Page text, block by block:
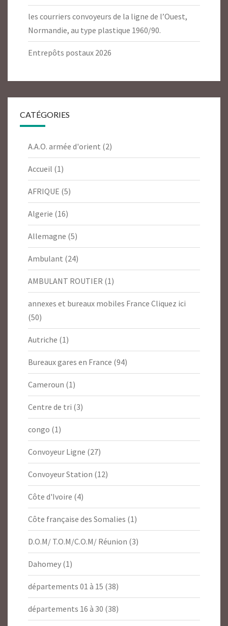
les courriers convoyeurs de la ligne de l’Ouest,
Normandie, au type plastique 1960/90.
Entrepôts postaux 2026
CATÉGORIES
A.A.O. armée d'orient (2)
Accueil (1)
AFRIQUE (5)
Algerie (16)
Allemagne (5)
Ambulant (24)
AMBULANT ROUTIER (1)
annexes et bureaux mobiles France Cliquez ici
(50)
Autriche (1)
Bureaux gares en France (94)
Cameroun (1)
Centre de tri (3)
congo (1)
Convoyeur Ligne (27)
Convoyeur Station (12)
Côte d'Ivoire (4)
Côte française des Somalies (1)
D.O.M/ T.O.M/C.O.M/ Réunion (3)
Dahomey (1)
départements 01 à 15 (38)
départements 16 à 30 (38)